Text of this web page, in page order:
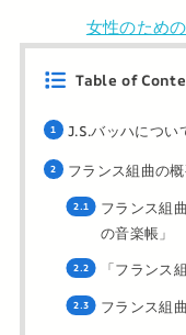
女性のため
Table of
J.S.バッハについ
フランス組曲の
フランス組
の音楽帳」
「フランス
フランス組